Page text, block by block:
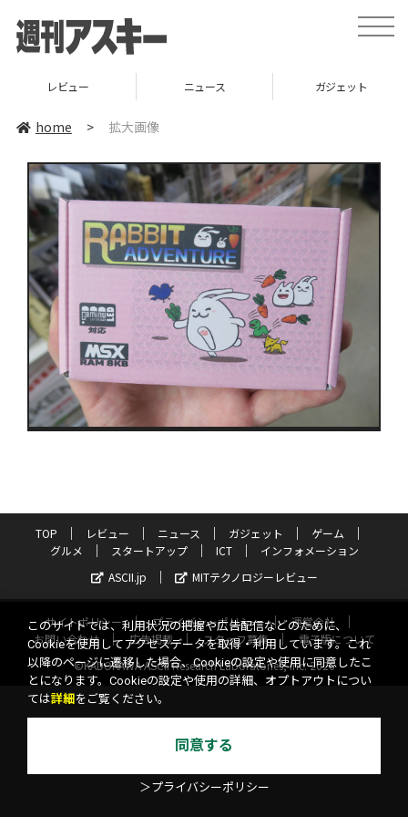
toggle
レビュー ニュース ガジェット
home > 拡大画像
TOP レビュー ニュース ガジェット
ゲーム
グルメ
スタートアップ ICT
インフォメーション
ASCII.jp
MITテクノロジーレビュー
サイトポリシー プライバシーポリシー
運営会社
お問い合わせ
広告掲載 スタッフ募集
電子版について
©KADOKAWA ASCII Research Laboratories, Inc. 2026
このサイトでは、利用状況の把握や広告配信などのために、
Cookieを使用してアクセスデータを取得・利用しています。これ
以降のページに遷移した場合、Cookieの設定や使用に同意したこ
とになります。Cookieの設定や使用の詳細、オプトアウトについ
ては詳細 をご覧ください。
同意する
＞プライバシーポリシー